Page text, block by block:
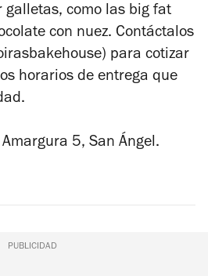
galletas, como las big fat
con nuez. Contáctalos
para cotizar
horarios de entrega que
Amargura 5, San Ángel.
PUBLICIDAD